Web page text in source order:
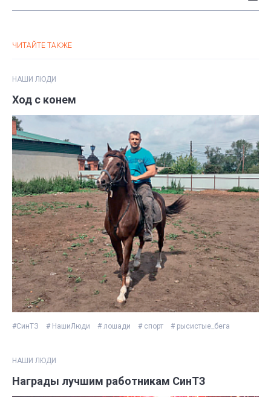
ЧИТАЙТЕ ТАКЖЕ
НАШИ ЛЮДИ
Ход с конем
#СинТЗ # НашиЛюди # лошади # спорт # рысистые_бега
НАШИ ЛЮДИ
Награды лучшим работникам СинТЗ